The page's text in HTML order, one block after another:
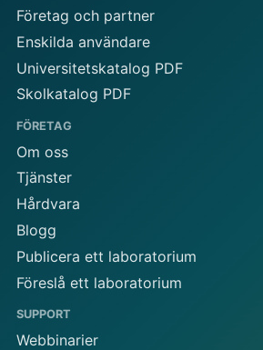
Företag och partner
Enskilda användare
Universitetskatalog PDF
Skolkatalog PDF
FÖRETAG
Om oss
Tjänster
Hårdvara
Blogg
Publicera ett laboratorium
Föreslå ett laboratorium
SUPPORT
Webbinarier